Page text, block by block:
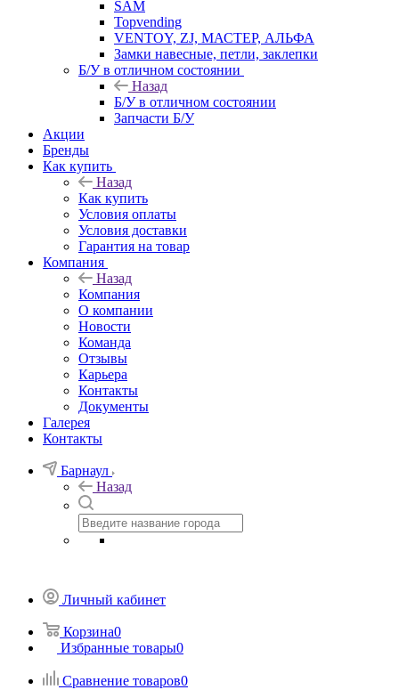
SAM
Topvending
VENTOY, ZJ, МАСТЕР, АЛЬФА
Замки навесные, петли, заклепки
Б/У в отличном состоянии
Назад
Б/У в отличном состоянии
Запчасти Б/У
Акции
Бренды
Как купить
Назад
Как купить
Условия оплаты
Условия доставки
Гарантия на товар
Компания
Назад
Компания
О компании
Новости
Команда
Отзывы
Карьера
Контакты
Документы
Галерея
Контакты
Барнаул
Назад
Личный кабинет
Корзина0
Избранные товары0
Сравнение товаров0